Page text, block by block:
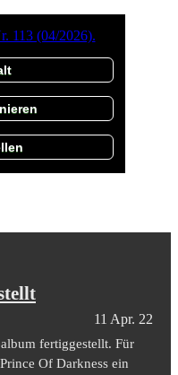
11 Apr. 22
fertiggestellt. Für
Of Darkness ein